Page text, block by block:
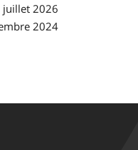
juillet 2026
2024